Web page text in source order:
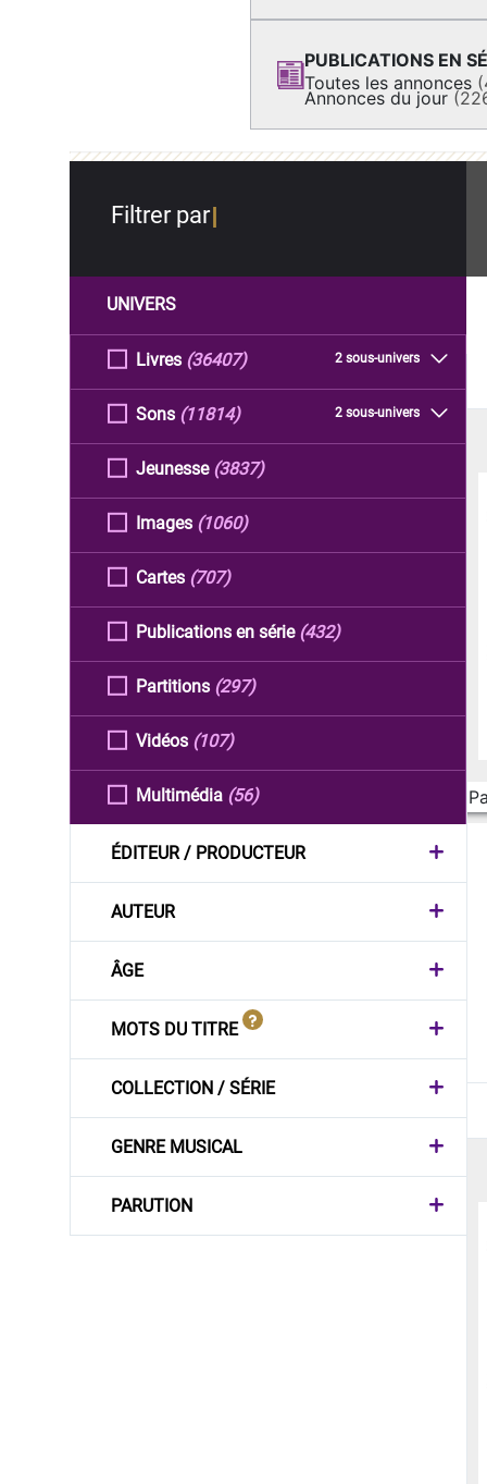
PUBLICATIONS EN
Toutes les annonces
Annonces du jour
Filtrer par
UNIVERS
Livres 2 sous-univers
(36407)
Sons 2 sous-univers
(11814)
Jeunesse (3837)
Images (1060)
Cartes (707)
Publications en série (432)
Partitions (297)
Vidéos (107)
Multimédia (56)
ÉDITEUR / PRODUCTEUR
AUTEUR
ÂGE
MOTS DU TITRE
COLLECTION / SÉRIE
GENRE MUSICAL
PARUTION